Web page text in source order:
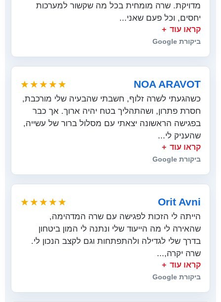
מדויקת. שרה מומחית בכל מה שקשור למערכות
יחסים, וכל פעם שאני...
קראו עוד
ביקורת Google
NOA ARAVOT
★★★★★
כשהגעתי לשרה זלוף, חשבתי שהבעיה שלי מורכבת,
חסרת פתרון, ושהתהליך בטח יהיה ארוך. אך כבר
בפגישה הראשונה יצאתי עם מסלול ברור של עשייה,
שהעניק לי...
קראו עוד
ביקורת Google
Orit Avni
★★★★★
הייתה לי הזכות לפגישה עם שרה המדהימה,
שהאירה לי מה הייעוד שלי ונתנה לי המון ביטחון
בדרך שלי לגדילה ולהתפתחות וגם לקצב הנכון לי.
שרה יקרה,...
קראו עוד
ביקורת Google